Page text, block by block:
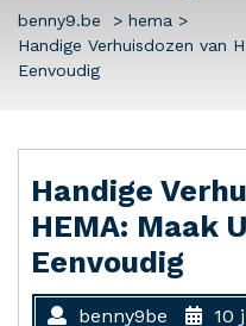
benny9.be > hema >
Handige Verhuisdozen van
Eenvoudig
Handige
HEMA: Maak
Eenvoudig
benny9be 10